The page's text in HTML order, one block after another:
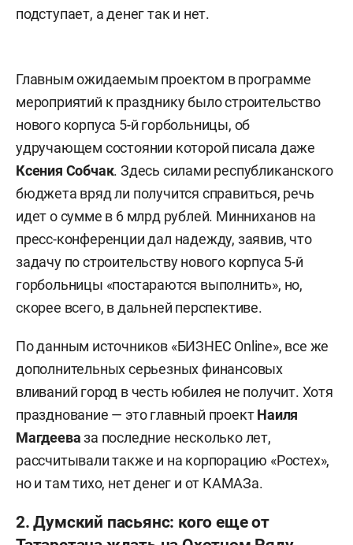
подступает, а денег так и нет.
Главным ожидаемым проектом в программе
мероприятий к празднику было строительство
нового корпуса 5-й горбольницы, об
удручающем состоянии которой писала даже
Ксения Собчак. Здесь силами республиканского
бюджета вряд ли получится справиться, речь
идет о сумме в 6 млрд рублей. Минниханов на
пресс-конференции дал надежду, заявив, что
задачу по строительству нового корпуса 5-й
горбольницы «постараются выполнить», но,
скорее всего, в дальней перспективе.
По данным источников «БИЗНЕС Online», все же
дополнительных серьезных финансовых
вливаний город в честь юбилея не получит. Хотя
празднование — это главный проектНаиля
Магдееваза последние несколько лет,
рассчитывали также и на корпорацию «Ростех»,
но и там тихо, нет денег и от КАМАЗа.
2. Думский пасьянс: кого еще от